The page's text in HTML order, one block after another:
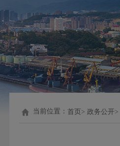
当前位置：首页 政务公开